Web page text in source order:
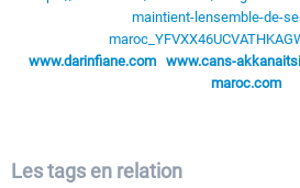
maintient-lensemble-de-
www.darinfiane.com www.cans-
maroc.com
Les tags en relation